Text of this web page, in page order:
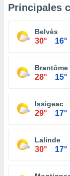
Principales
Belvès
30° 16°
Brantôme
28° 15°
Issigeac
29° 17°
Lalinde
30° 17°